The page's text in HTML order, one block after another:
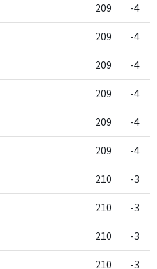
209 -4
209 -4
209 -4
209 -4
209 -4
209 -4
210 -3
210 -3
210 -3
210 -3